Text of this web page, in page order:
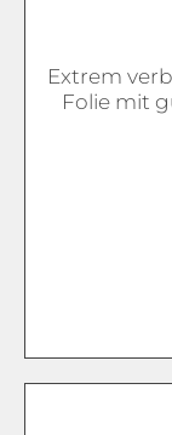
Extrem
Folie mit